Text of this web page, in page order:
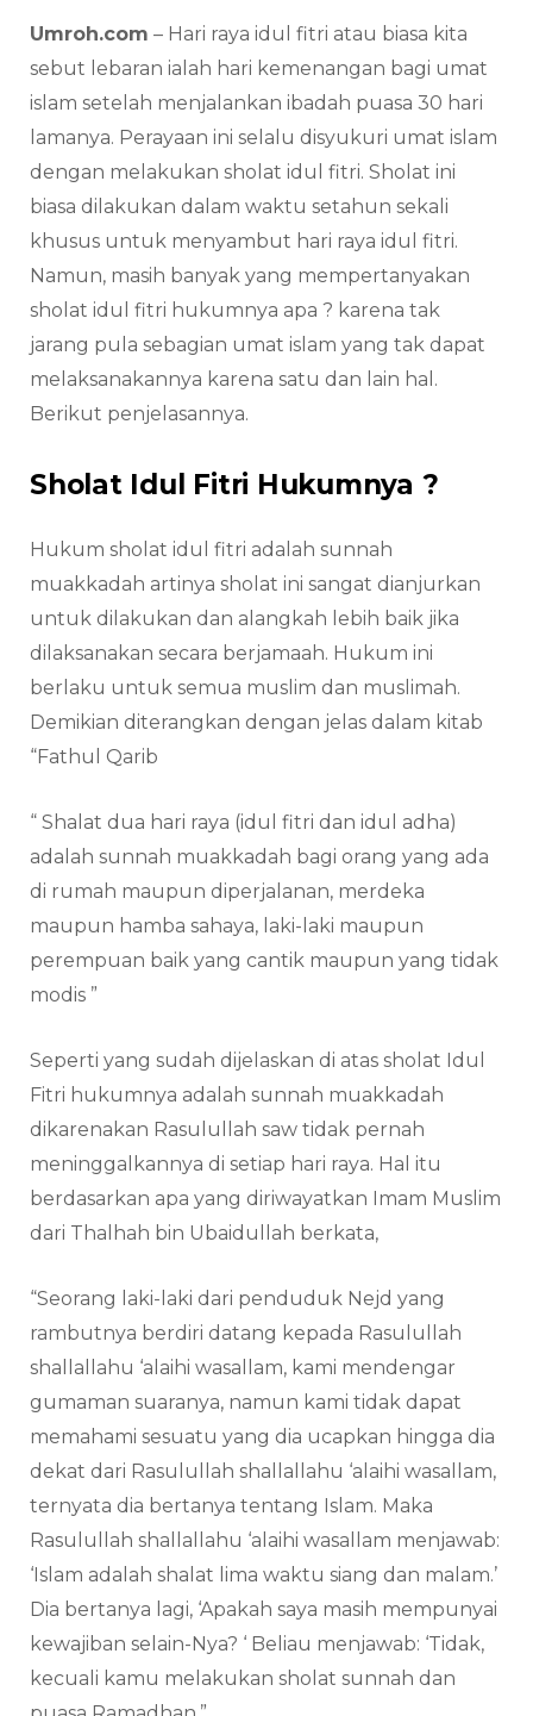
Umroh.com – Hari raya idul fitri atau biasa kita
sebut lebaran ialah hari kemenangan bagi umat
islam setelah menjalankan ibadah puasa 30 hari
lamanya. Perayaan ini selalu disyukuri umat islam
dengan melakukan sholat idul fitri. Sholat ini
biasa dilakukan dalam waktu setahun sekali
khusus untuk menyambut hari raya idul fitri.
Namun, masih banyak yang mempertanyakan
sholat idul fitri hukumnya apa ? karena tak
jarang pula sebagian umat islam yang tak dapat
melaksanakannya karena satu dan lain hal.
Berikut penjelasannya.
Sholat Idul Fitri Hukumnya ?
Hukum sholat idul fitri adalah sunnah
muakkadah artinya sholat ini sangat dianjurkan
untuk dilakukan dan alangkah lebih baik jika
dilaksanakan secara berjamaah. Hukum ini
berlaku untuk semua muslim dan muslimah.
Demikian diterangkan dengan jelas dalam kitab
“Fathul Qarib
“ Shalat dua hari raya (idul fitri dan idul adha)
adalah sunnah muakkadah bagi orang yang ada
di rumah maupun diperjalanan, merdeka
maupun hamba sahaya, laki-laki maupun
perempuan baik yang cantik maupun yang tidak
modis ”
Seperti yang sudah dijelaskan di atas sholat Idul
Fitri hukumnya adalah sunnah muakkadah
dikarenakan Rasulullah saw tidak pernah
meninggalkannya di setiap hari raya. Hal itu
berdasarkan apa yang diriwayatkan Imam Muslim
dari Thalhah bin Ubaidullah berkata,
“Seorang laki-laki dari penduduk Nejd yang
rambutnya berdiri datang kepada Rasulullah
shallallahu ‘alaihi wasallam, kami mendengar
gumaman suaranya, namun kami tidak dapat
memahami sesuatu yang dia ucapkan hingga dia
dekat dari Rasulullah shallallahu ‘alaihi wasallam,
ternyata dia bertanya tentang Islam. Maka
Rasulullah shallallahu ‘alaihi wasallam menjawab:
‘Islam adalah shalat lima waktu siang dan malam.’
Dia bertanya lagi, ‘Apakah saya masih mempunyai
kewajiban selain-Nya? ‘ Beliau menjawab: ‘Tidak,
kecuali kamu melakukan sholat sunnah dan